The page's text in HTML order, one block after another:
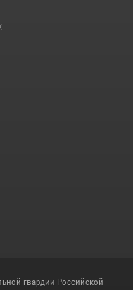
гвардии Российской